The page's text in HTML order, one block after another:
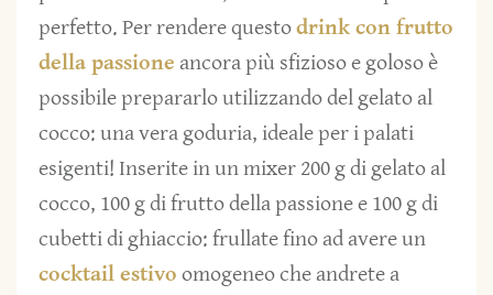
perfetto. Per rendere questodrink con frutto
della passione ancora più sfizioso e goloso è
possibile prepararlo utilizzando del gelato al
cocco: una vera goduria, ideale per i palati
esigenti! Inserite in un mixer 200 g di gelato al
cocco, 100 g di frutto della passione e 100 g di
cubetti di ghiaccio: frullate fino ad avere un
cocktail estivo omogeneo che andrete a